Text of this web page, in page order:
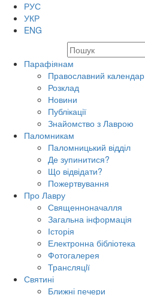
РУС
УКР
ENG
Парафіянам
Православний календар
Розклад
Новини
Публікації
Знайомство з Лаврою
Паломникам
Паломницький відділ
Де зупинитися?
Що відвідати?
Пожертвування
Про Лавру
Священноначалля
Загальна інформація
Історія
Електронна бібліотека
Фотогалерея
Трансляцiї
Святині
Ближні печери